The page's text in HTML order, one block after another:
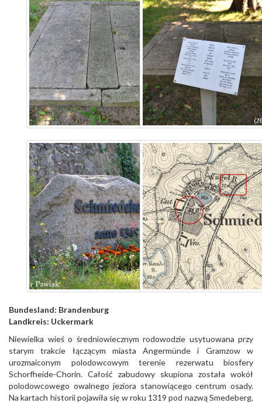
Bundesland: Brandenburg
Landkreis: Uckermark
Niewielka wieś o średniowiecznym rodowodzie usytuowana przy
starym trakcie łączącym miasta Angermünde i Gramzow w
urozmaiconym polodowcowym terenie rezerwatu biosfery
Schorfheide-Chorin. Całość zabudowy skupiona została wokół
polodowcowego owalnego jeziora stanowiącego centrum osady.
Na kartach historii pojawiła się w roku 1319 pod nazwą Smedeberg,